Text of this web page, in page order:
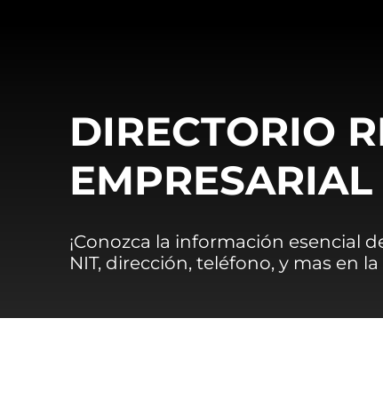
DIRECTORIO
EMPRESARIAL
¡Conozca la información esencial
NIT, dirección, teléfono, y mas en